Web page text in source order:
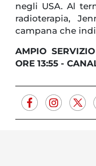
negli USA. Al
radioterapia,
campana che
AMPIO
ORE 13:55 -